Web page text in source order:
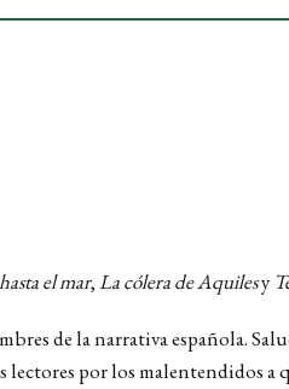
el mar,La cólera de Aquilesy
de la narrativa española.
lectores por los